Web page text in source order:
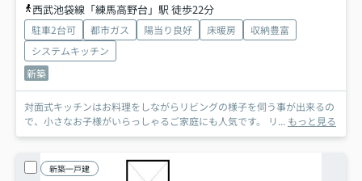
西武池袋線「練馬高野台」駅 徒歩22分
駐車2台可 都市ガス 陽当り良好 床暖房
収納豊富
システムキッチン
新築
対面式キッチンはお料理をしながらリビングの様子を伺う事が出来るの
で、小さなお子様がいらっしゃるご家庭にも人気です。 リ... もっと見る
新築一戸建